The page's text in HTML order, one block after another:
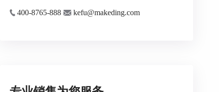
400-8765-888 kefu@makeding.com